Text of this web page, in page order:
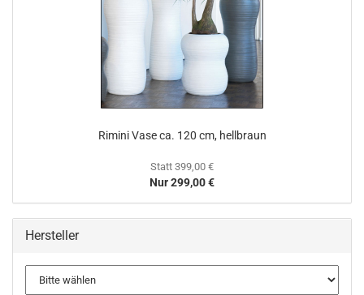
Rimini Vase ca. 120 cm, hellbraun
Statt 399,00 €
Nur 299,00 €
Hersteller